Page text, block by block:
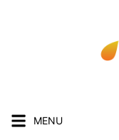
MENU